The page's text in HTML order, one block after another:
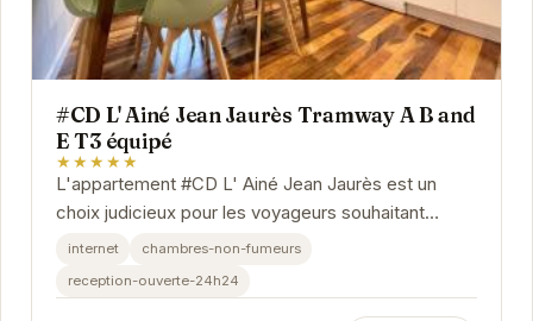
#CD L' Ainé Jean Jaurès Tramway A B and
E T3 équipé
★★★★★
L'appartement #CD L' Ainé Jean Jaurès est un
choix judicieux pour les voyageurs souhaitant
explorer Grenoble. Sa situation privilégiée, à...
internet
chambres-non-fumeurs
reception-ouverte-24h24